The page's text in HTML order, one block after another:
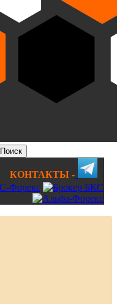
КОНТАКТЫ -